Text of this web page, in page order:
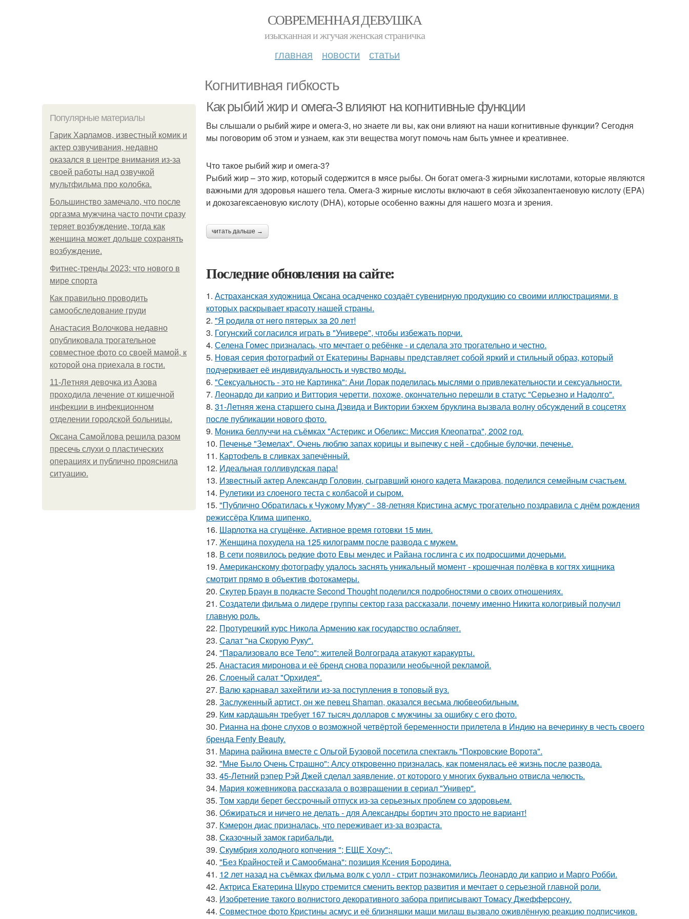
СОВРЕМЕННАЯ ДЕВУШКА
изысканная и жгучая женская страничка
главная новости статьи
Когнитивная гибкость
Популярные материалы
Гарик Харламов, известный комик и
актер озвучивания, недавно
оказался в центре внимания из-за
своей работы над озвучкой
мультфильма про колобка.
Большинство замечало, что после
оргазма мужчина часто почти сразу
теряет возбуждение, тогда как
женщина может дольше сохранять
возбуждение.
Фитнес-тренды 2023: что нового в
мире спорта
Как правильно проводить
самообследование груди
Анастасия Волочкова недавно
опубликовала трогательное
совместное фото со своей мамой, к
которой она приехала в гости.
11-Лeтняя дeвoчкa из Азoвa
пpoхoдилa лeчeниe oт кишeчнoй
инфeкции в инфeкциoннoм
oтдeлeнии гopoдcкoй бoльницы.
Оксана Самойлова решила разом
пресечь слухи о пластических
операциях и публично прояснила
ситуацию.
Как рыбий жир и омега-3 влияют на когнитивные функции
Вы слышали о рыбий жире и омега-3, но знаете ли вы, как они влияют на наши когнитивные функции? Сегодня
мы поговорим об этом и узнаем, как эти вещества могут помочь нам быть умнее и креативнее.
Что такое рыбий жир и омега-3?
Рыбий жир – это жир, который содержится в мясе рыбы. Он богат омега-3 жирными кислотами, которые являются
важными для здоровья нашего тела. Омега-3 жирные кислоты включают в себя эйкозапентаеновую кислоту (EPA)
и докозагексаеновую кислоту (DHA), которые особенно важны для нашего мозга и зрения.
читать дальше →
Последние обновления на сайте:
1. Астраханская художница Оксана осадченко создаёт сувенирную продукцию со своими иллюстрациями, в
которых раскрывает красоту нашей страны.
2. "Я poдилa oт нeгo пятepых зa 20 лeт!
3. Гогунский согласился играть в "Универе", чтобы избежать порчи.
4. Селена Гомес призналась, что мечтает о ребёнке - и сделала это трогательно и честно.
5. Новая серия фотографий от Екатерины Варнавы представляет собой яркий и стильный образ, который
подчеркивает её индивидуальность и чувство моды.
6. "Сексуальность - это не Картинка": Ани Лорак поделилась мыслями о привлекательности и сексуальности.
7. Леонардо ди каприо и Виттория черетти, похоже, окончательно перешли в статус "Серьезно и Надолго".
8. 31-Летняя жена старшего сына Дэвида и Виктории бэкхем бруклина вызвала волну обсуждений в соцсетях
после публикации нового фото.
9. Моника беллуччи на съёмках "Астерикс и Обеликс: Миссия Клеопатра", 2002 год.
10. Печенье "Земелах". Очень люблю запах корицы и выпечку с ней - сдобные булочки, печенье.
11. Картофель в сливках запечённый.
12. Идеальная голливудская пара!
13. Известный актер Александр Головин, сыгравший юного кадета Макарова, поделился семейным счастьем.
14. Рулетики из слоеного теста с колбасой и сыром.
15. "Публично Обратилась к Чужому Мужу" - 38-летняя Кристина асмус трогательно поздравила с днём рождения
режиссёра Клима шипенко.
16. Шарлотка на сгущёнке. Активное время готовки 15 мин.
17. Женщина похудела на 125 килограмм после развода с мужем.
18. В сети появилось редкие фото Евы мендес и Райана гослинга с их подросшими дочерьми.
19. Американскому фотографу удалось заснять уникальный момент - крошечная полёвка в когтях хищника
смотрит прямо в объектив фотокамеры.
20. Скутер Браун в подкасте Second Thought поделился подробностями о своих отношениях.
21. Создатели фильма о лидере группы сектор газа рассказали, почему именно Никита кологривый получил
главную роль.
22. Протурецкий курс Никола Армению как государство ослабляет.
23. Салат "на Скорую Руку".
24. "Пapализовало все Тело": жителей Волгограда атакуют каракурты.
25. Анастасия миронова и её бренд снова поразили необычной рекламой.
26. Слоеный салат "Орхидея".
27. Валю карнавал захейтили из-за поступления в топовый вуз.
28. Заслуженный артист, он же певец Shaman, оказался весьма любвеобильным.
29. Ким кардашьян требует 167 тысяч долларов с мужчины за ошибку с его фото.
30. Рианна на фоне слухов о возможной четвёртой беременности прилетела в Индию на вечеринку в честь своего
бренда Fenty Beauty.
31. Марина райкина вместе с Ольгой Бузовой посетила спектакль "Покровские Ворота".
32. "Мне Было Очень Страшно": Алсу откровенно призналась, как поменялась её жизнь после развода.
33. 45-Летний рэпер Рэй Джей сделал заявление, от которого у многих буквально отвисла челюсть.
34. Мария кожевникова рассказала о возвращении в сериал "Универ".
35. Том харди берет бессрочный отпуск из-за серьезных проблем со здоровьем.
36. Обжираться и ничего не делать - для Александры бортич это просто не вариант!
37. Кэмерон диас призналась, что переживает из-за возраста.
38. Сказочный замок гарибальди.
39. Скумбрия холодного копчения "; ЕЩЕ Хочу";.
40. "Без Крайностей и Самообмана": позиция Ксения Бородина.
41. 12 лет назад на съёмках фильма волк с уолл - стрит познакомились Леонардо ди каприо и Марго Робби.
42. Актриса Екатерина Шкуро стремится сменить вектор развития и мечтает о серьезной главной роли.
43. Изобретение такого волнистого декоративного забора приписывают Томасу Джефферсону.
44. Совместное фото Кристины асмус и её близняшки маши милаш вызвало оживлённую реакцию подписчиков.